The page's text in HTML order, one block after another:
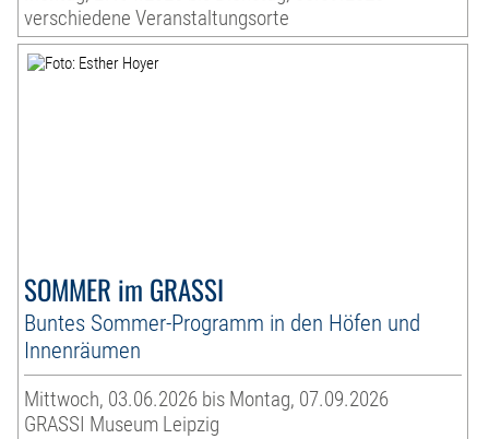
verschiedene Veranstaltungsorte
SOMMER im GRASSI
Buntes Sommer-Programm in den Höfen und
Innenräumen
Mittwoch, 03.06.2026 bis Montag, 07.09.2026
GRASSI Museum Leipzig